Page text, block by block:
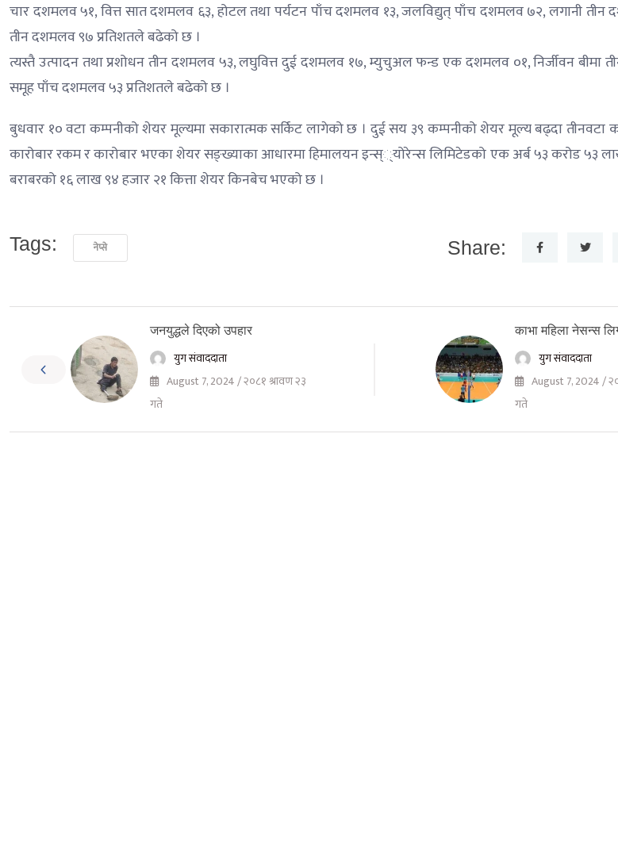
चार दशमलव ५१, वित्त सात दशमलव ६३, होटल तथा पर्यटन पाँच दशमलव १३, जलविद्युत् पाँच दशमलव ७२, लगानी तीन
तीन दशमलव ९७ प्रतिशतले बढेको छ ।
त्यस्तै उत्पादन तथा प्रशोधन तीन दशमलव ५३, लघुवित्त दुई दशमलव १७, म्युचुअल फन्ड एक दशमलव ०१, निर्जीवन बीमा
समूह पाँच दशमलव ५३ प्रतिशतले बढेको छ ।
बुधवार १० वटा कम्पनीको शेयर मूल्यमा सकारात्मक सर्किट लागेको छ । दुई सय ३९ कम्पनीको शेयर मूल्य बढ्दा तीनवटा
कारोबार रकम र कारोबार भएका शेयर सङ्ख्याका आधारमा हिमालयन इन्स््योरेन्स लिमिटेडको एक अर्ब ५३ करोड ५३
बराबरको १६ लाख ९४ हजार २१ कित्ता शेयर किनबेच भएको छ ।
Tags: नेप्से Share:
जनयुद्धले दिएको उपहार
युग संवाददाता
August 7, 2024 / २०८१ श्रावण २३
गते
काभा महिला नेसन्स
युग संवाददाता
August 7, 2024 /
गते